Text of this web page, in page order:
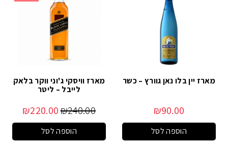
מארז יין בלו נאן גוורץ – כשר
₪90.00
הוספה לסל
מארז וויסקי ג'וני ווקר בלאק
לייבל – ליטר
₪240.00
₪220.00
הוספה לסל